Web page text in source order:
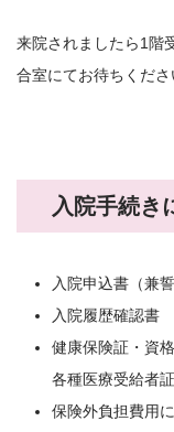
来院されましたら1階
合室にてお待ちくださ
入院手続き
入院申込書（兼誓
入院履歴確認書
健康保険証・資
各種医療受給者
保険外負担費用